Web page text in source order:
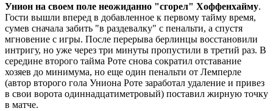
Унион на своем поле неожиданно "сгорел" Хоффенхайму.
Гости вышли вперед в добавленное к первому тайму время,
сумев сначала забить "в раздевалку" с пенальти, а спустя
мгновение с игры. После перерыва берлинцы восстановили
интригу, но уже через три минуты пропустили в третий раз. В
середине второго тайма Роте снова сократил отставание
хозяев до минимума, но еще один пенальти от Лемперле
(автор второго гола Униона Роте заработал удаление и привез
в свои ворота одиннадцатиметровый) поставил жирную точку
в матче.